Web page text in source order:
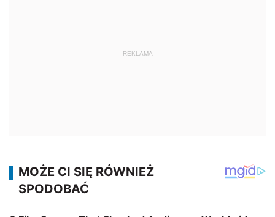
REKLAMA